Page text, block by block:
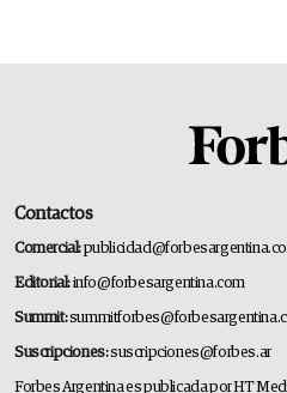
Contactos
Comercial:
Editorial:info@forbesargentina.com
Summit:
Suscripciones:suscripciones@forbes.ar
Forbes Argentina es publicada por HT